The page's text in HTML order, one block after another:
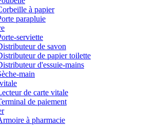
à papier
parapluie
serviette
de savon
de papier toilette
d'essuie-mains
main
de carte vitale
de paiement
à pharmacie